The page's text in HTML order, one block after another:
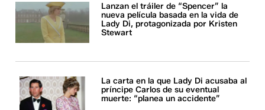
Lanzan el tráiler de “Spencer” la
nueva película basada en la vida de
Lady Di, protagonizada por Kristen
Stewart
La carta en la que Lady Di acusaba al
príncipe Carlos de su eventual
muerte: “planea un accidente”